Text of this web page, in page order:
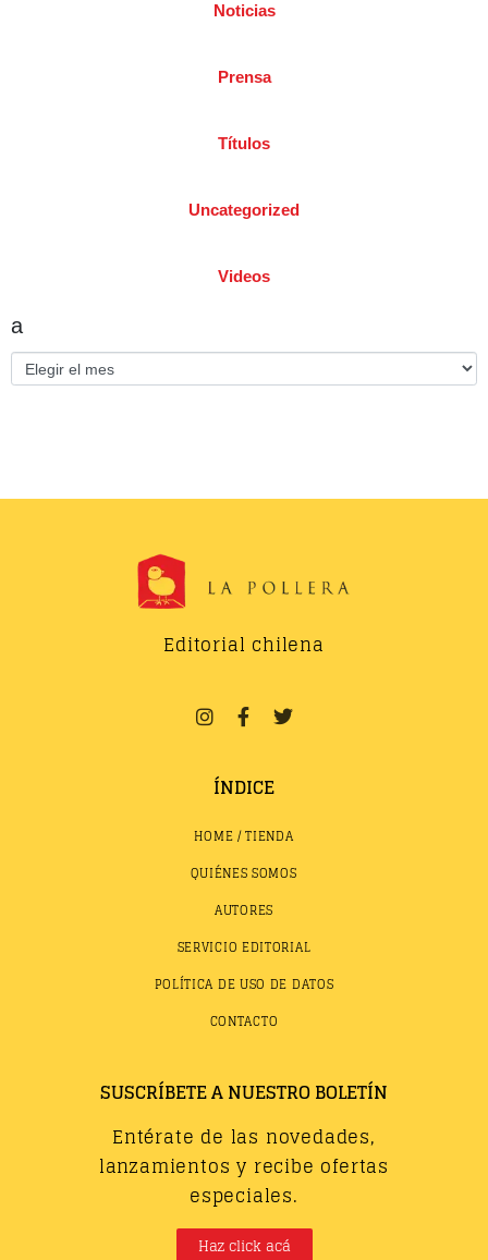
Noticias
Prensa
Títulos
Uncategorized
Videos
a
Editorial chilena
ÍNDICE
HOME / TIENDA
QUIÉNES SOMOS
AUTORES
SERVICIO EDITORIAL
POLÍTICA DE USO DE DATOS
CONTACTO
SUSCRÍBETE A NUESTRO BOLETÍN
Entérate de las novedades,
lanzamientos y recibe ofertas
especiales.
Haz click acá